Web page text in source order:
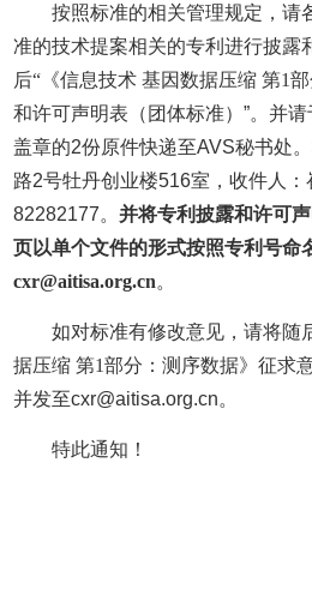
按照标准的相关管理规定，请
准的技术提案相关的专利进行披露
后“《信息技术 基因数据压缩 第1
和许可声明表（团体标准）”。并请
盖章的2份原件快递至AVS秘书处
路2号牡丹创业楼516室，收件人
82282177。并将专利披露和许可
页以单个文件的形式按照专利号命
cxr@aitisa.org.cn。
如对标准有修改意见，请将随
据压缩 第1部分：测序数据》征求
并发至cxr@aitisa.org.cn。
特此通知！